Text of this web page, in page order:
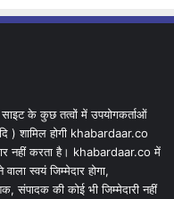
के कुछ तत्वों में उपयोगकर्ताओं
) शामिल होगी khabardaar.co
नहीं करता है। khabardaar.co में
स्वयं जिम्मेदार होगा,
की कोई भी जिम्मेदारी नहीं